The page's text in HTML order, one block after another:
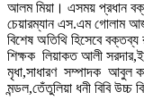
আলম মিয়া। এসময় প্রধান
চেয়ারম্যান এস.এম গোলাম
বিশেষ অতিথি হিসেবে বক্তব্য
শিক্ষক লিয়াকত আলী
মৃধা,সাধারণ সম্পাদক আবুল
মন্ডল,তেঁতুলিয়া ধনী বিবি